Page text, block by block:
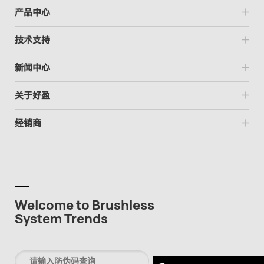
产品中心
技术支持
新闻中心
关于好盈
经销商
Welcome to Brushless
System Trends